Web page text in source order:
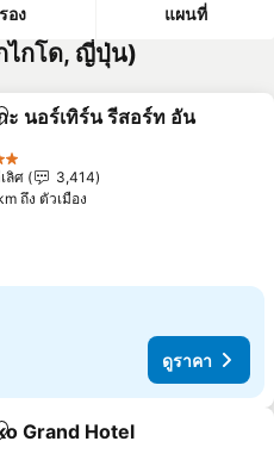
อง แผนที่
ไกโด, ญี่ปุ่น)
พิ่มในรายการโปรด
ะ นอร์เทิร์น รีสอร์ท อัน
ลิศ
3,414
ถึง ตัวเมือง
ดูราคา
พิ่มในรายการโปรด
Grand Hotel